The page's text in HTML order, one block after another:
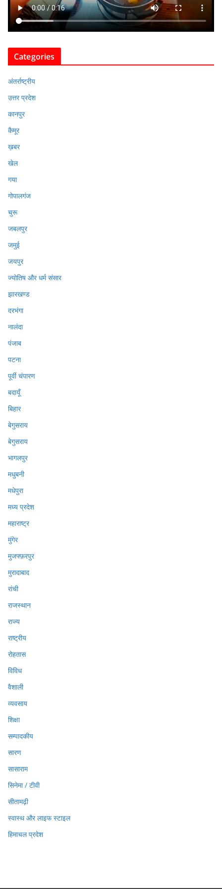
Categories
अंतर्राष्ट्रीय
उत्तर प्रदेश
कानपुर
कैमूर
ख़बर
खेल
गया
गोपालगंज
चुरू
जबलपुर
जमुई
जयपुर
ज्योतिष और धर्म संसार
झारखण्ड
दरभंगा
नालंदा
पंजाब
पटना
पूर्वी चंपारण
बदायूँ
बिहार
बेगुसराय
बेगुसराय
भागलपुर
मधुबनी
मधेपुरा
मध्य प्रदेश
महाराष्ट्र
मुंगेर
मुजफ्फ़रपुर
मुरादाबाद
रांची
राजस्थान
राज्य
राष्ट्रीय
रोहतास
विविध
वैशाली
व्यवसाय
शिक्षा
सम्पादकीय
सारण
सासाराम
सिनेमा / टीवी
सीतामढ़ी
स्वास्थ और लाइफ स्टाइल
हिमाचल प्रदेश